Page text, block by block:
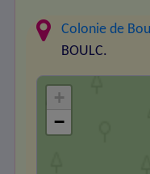
Colonie de
BOULC.
+
−